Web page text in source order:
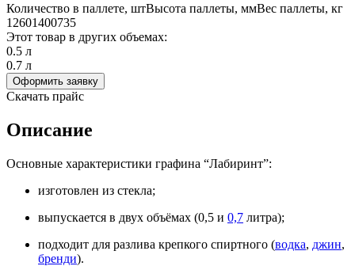
Количество в паллете, штВысота паллеты, ммВес паллеты, кг
12601400735
Этот товар в других объемах:
0.5 л
0.7 л
Оформить заявку
Скачать прайс
Описание
Основные характеристики графина “Лабиринт”:
изготовлен из стекла;
выпускается в двух объёмах (0,5 и 0,7 литра);
подходит для разлива крепкого спиртного (водка, джин,
бренди).